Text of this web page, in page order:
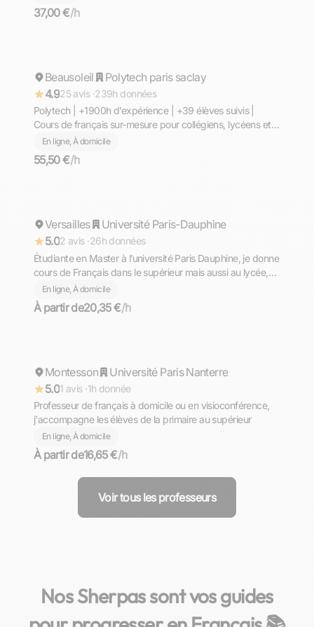
37,00 €/h
Répond rapidement
Beausoleil
Polytech paris saclay
4.925 avis ·239h données
Polytech | +1900h d’expérience | +39 élèves suivis |
Cours de français sur-mesure pour collégiens, lycéens et
élèves de première : bases solides, méthode efficace,
progrès rapides et suivi régulier.
En ligne, À domicile
55,50 €/h
Répond rapidement
Versailles
Université Paris-Dauphine
5.02 avis ·26h données
Étudiante en Master à l’université Paris Dauphine, je donne
cours de Français dans le supérieur mais aussi au lycée,
collège et primaire.
En ligne, À domicile
À partir de20,35 €/h
Répond rapidement
Montesson
Université Paris Nanterre
5.01 avis ·1h donnée
Professeur de français à domicile ou en visioconférence,
j'accompagne les élèves de la primaire au supérieur
En ligne, À domicile
À partir de16,65 €/h
Voir tous les professeurs
Nos Sherpas sont vos guides